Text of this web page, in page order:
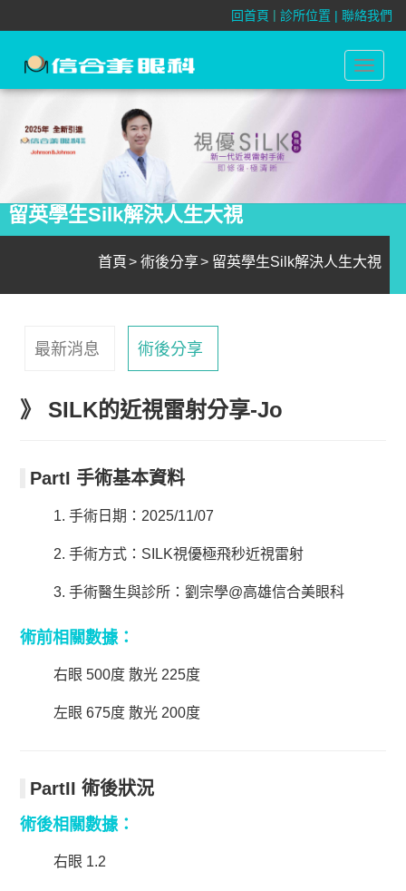
回首頁 | 診所位置 | 聯絡我們
Toggle
留英學生Silk解決人生大視
首頁 術後分享 留英學生Silk解決人生大視
最新消息 術後分享
》 SILK的近視雷射分享-Jo
PartI 手術基本資料
1. 手術日期：2025/11/07
2. 手術方式：SILK視優極飛秒近視雷射
3. 手術醫生與診所：劉宗學@高雄信合美眼科
術前相關數據：
右眼 500度 散光 225度
左眼 675度 散光 200度
PartII 術後狀況
術後相關數據：
右眼 1.2